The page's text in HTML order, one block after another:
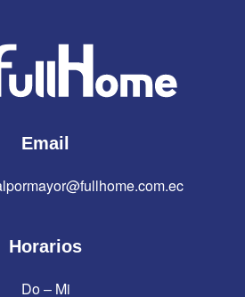
Email
Horarios
Do – Mi